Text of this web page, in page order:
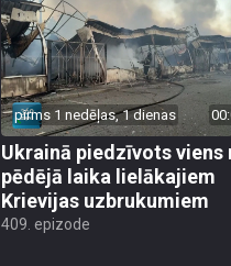
pirms 1 nedēļas, 1 dienas
Ukrainā piedzīvots viens
pēdējā laika lielākajiem
Krievijas uzbrukumiem
409. epizode